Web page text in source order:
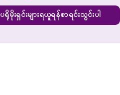
ပရိုမိုးရှင်းများရယူရန်စာရင်းသွင်းပါ